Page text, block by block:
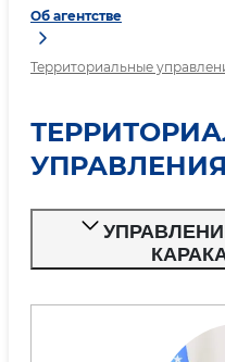
Об агентстве
Территориальные
УПРАВЛЕНИЯ